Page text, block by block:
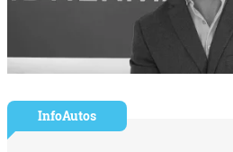
InfoAutos